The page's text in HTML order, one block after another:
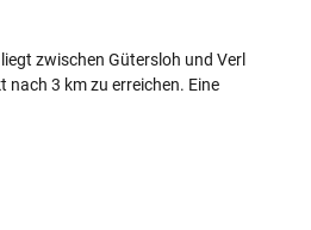
zwischen Gütersloh und Verl
nach 3 km zu erreichen. Eine